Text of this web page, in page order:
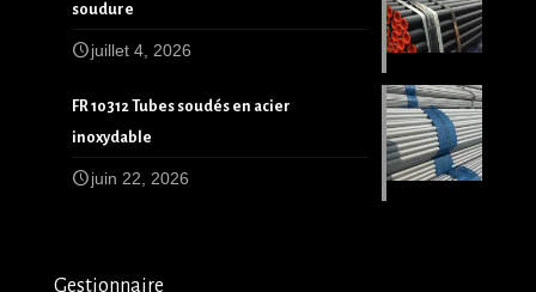
soudure
juillet 4, 2026
FR 10312 Tubes soudés en acier
inoxydable
juin 22, 2026
Gestionnaire